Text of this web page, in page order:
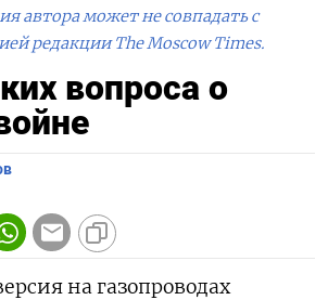
автора может не совпадать с
редакции The Moscow Times.
вопроса о
на газопроводах